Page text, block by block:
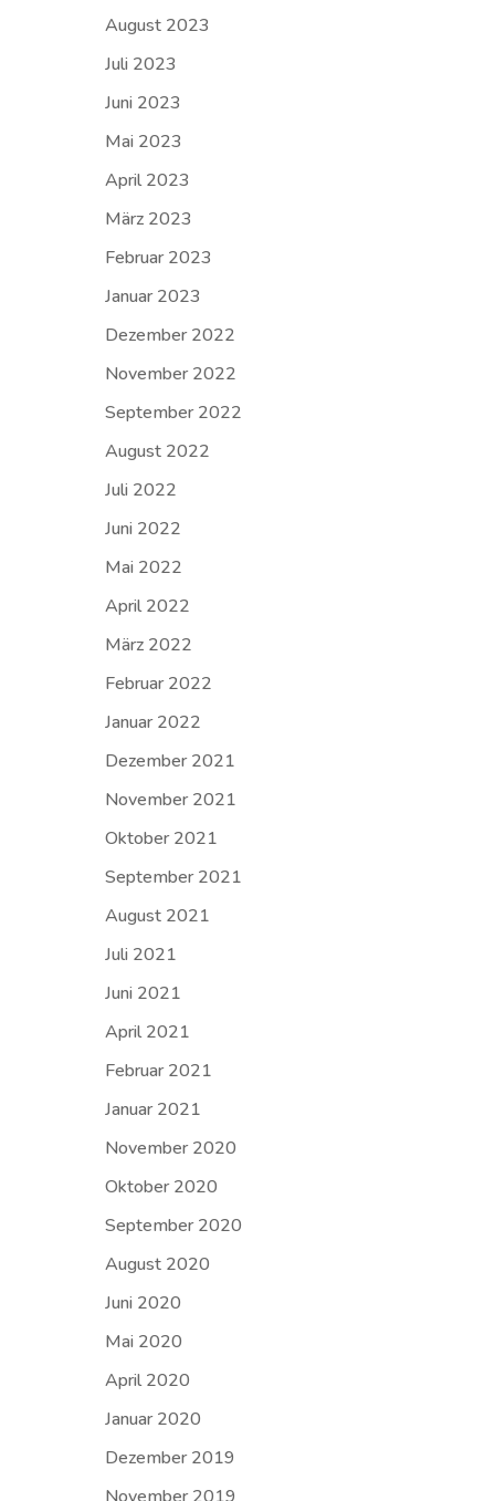
August 2023
Juli 2023
Juni 2023
Mai 2023
April 2023
März 2023
Februar 2023
Januar 2023
Dezember 2022
November 2022
September 2022
August 2022
Juli 2022
Juni 2022
Mai 2022
April 2022
März 2022
Februar 2022
Januar 2022
Dezember 2021
November 2021
Oktober 2021
September 2021
August 2021
Juli 2021
Juni 2021
April 2021
Februar 2021
Januar 2021
November 2020
Oktober 2020
September 2020
August 2020
Juni 2020
Mai 2020
April 2020
Januar 2020
Dezember 2019